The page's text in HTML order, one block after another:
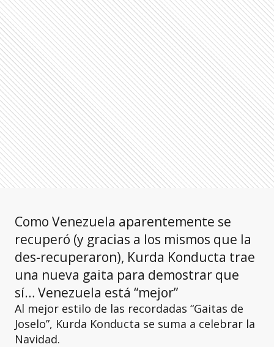
Como Venezuela aparentemente se
recuperó (y gracias a los mismos que la
des-recuperaron), Kurda Konducta trae
una nueva gaita para demostrar que
sí… Venezuela está “mejor”
Al mejor estilo de las recordadas “Gaitas de
Joselo”, Kurda Konducta se suma a celebrar la
Navidad.